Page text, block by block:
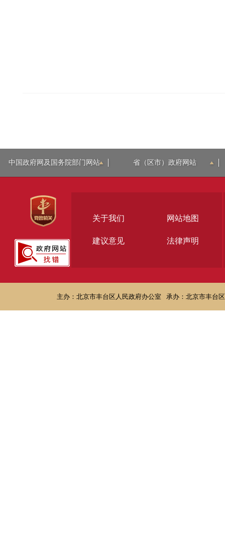
中国政府网及国务院部门网站 省（区市）政府网站
关于我们 网站地图
建议意见 法律声明
主办：北京市丰台区人民政府办公室 承办：北京市丰台